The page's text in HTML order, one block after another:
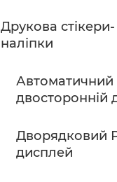
Друкова стікери-
наліпки
Автоматичний
двосторонній
Дворядковий
дисплей